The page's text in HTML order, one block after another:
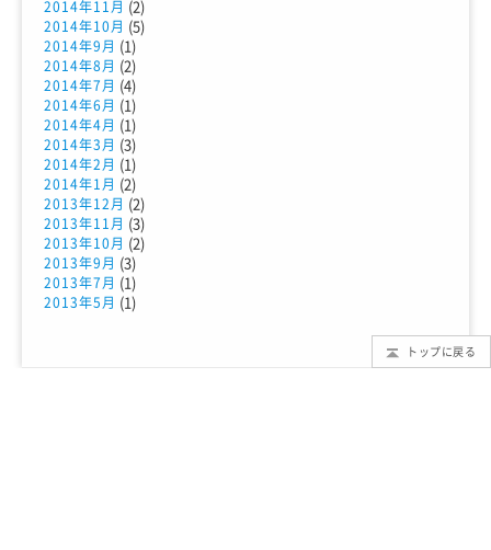
2014年11月 (2)
2014年10月 (5)
2014年9月 (1)
2014年8月 (2)
2014年7月 (4)
2014年6月 (1)
2014年4月 (1)
2014年3月 (3)
2014年2月 (1)
2014年1月 (2)
2013年12月 (2)
2013年11月 (3)
2013年10月 (2)
2013年9月 (3)
2013年7月 (1)
2013年5月 (1)
トップに戻る